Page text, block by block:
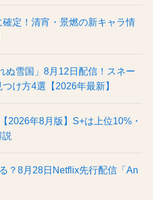
定！清宵・景燃の新キャラ情
ぬ雪国」8月12日配信！スネー
け方4選【2026年最新】
2026年8月版】S+は上位10%・
？8月28日Netflix先行配信「An